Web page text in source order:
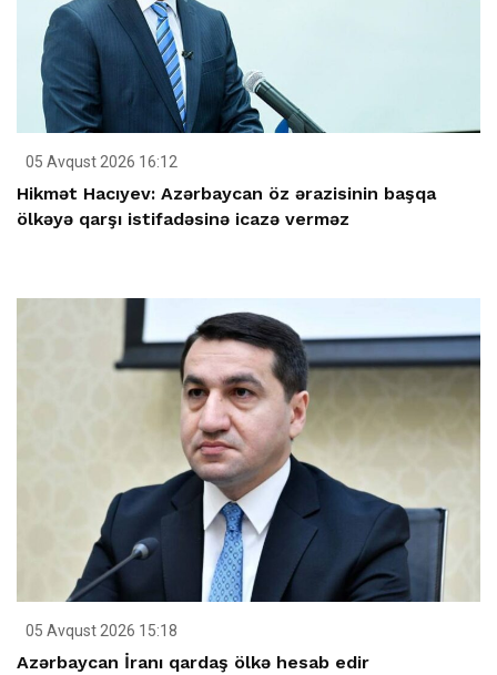
05 Avqust 2026 16:12
Hikmət Hacıyev: Azərbaycan öz ərazisinin başqa
ölkəyə qarşı istifadəsinə icazə verməz
05 Avqust 2026 15:18
Azərbaycan İranı qardaş ölkə hesab edir